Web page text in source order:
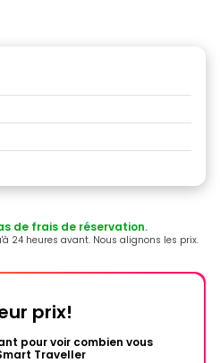
de frais de réservation.
24 heures avant. Nous alignons les prix.
prix!
pour voir combien vous
Traveller